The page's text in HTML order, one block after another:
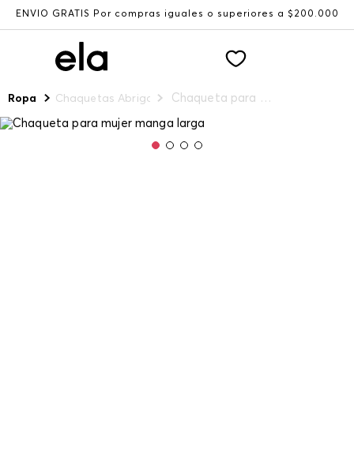
ENVÍO GRATIS Por compras iguales o superiores a $200.000
Ropa Chaquetas Abrigos y Chalecos Chaqueta para mujer manga larga